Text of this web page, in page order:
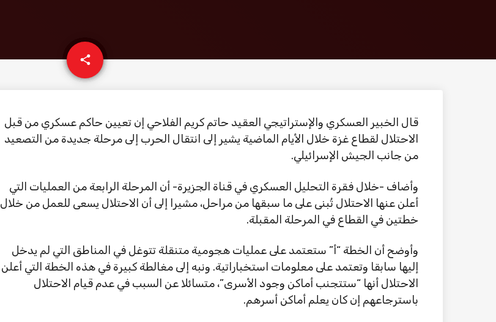
share
email
قال الخبير العسكري والإستراتيجي العقيد حاتم كريم الفلاحي إن تعيين حاكم عسكري من قبل
الاحتلال لقطاع غزة خلال الأيام الماضية يشير إلى انتقال الحرب إلى مرحلة جديدة من التصعيد
من جانب الجيش الإسرائيلي.
وأضاف -خلال فقرة التحليل العسكري في قناة الجزيرة- أن المرحلة الرابعة من العمليات التي
أعلن عنها الاحتلال تُبنى على ما سبقها من مراحل، مشيرا إلى أن الاحتلال يسعى للعمل من خلال
خطتين في القطاع في المرحلة المقبلة.
وأوضح أن الخطة “أ” ستعتمد على عمليات هجومية متنقلة تتوغل في المناطق التي لم يدخل
إليها سابقا وتعتمد على معلومات استخباراتية. ونبه إلى مغالطة كبيرة في هذه الخطة التي أعلن
الاحتلال أنها “ستتجنب أماكن وجود الأسرى”، متسائلا عن السبب في عدم قيام الاحتلال
باسترجاعهم إن كان يعلم أماكن أسرهم.